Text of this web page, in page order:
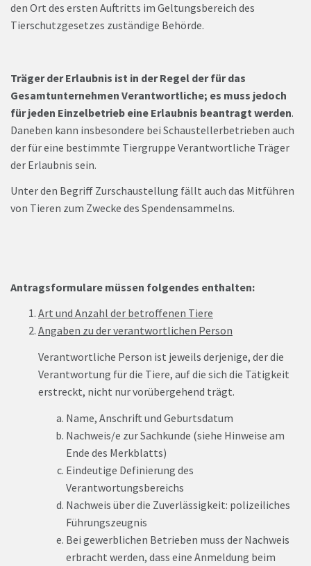
den Ort des ersten Auftritts im Geltungsbereich des
Tierschutzgesetzes zuständige Behörde.
Träger der Erlaubnis ist in der Regel der für das
Gesamtunternehmen Verantwortliche; es muss jedoch
für jeden Einzelbetrieb eine Erlaubnis beantragt werden.
Daneben kann insbesondere bei Schaustellerbetrieben auch
der für eine bestimmte Tiergruppe Verantwortliche Träger
der Erlaubnis sein.
Unter den Begriff Zurschaustellung fällt auch das Mitführen
von Tieren zum Zwecke des Spendensammelns.
Antragsformulare müssen folgendes enthalten:
Art und Anzahl der betroffenen Tiere
Angaben zu der verantwortlichen Person
Verantwortliche Person ist jeweils derjenige, der die
Verantwortung für die Tiere, auf die sich die Tätigkeit
erstreckt, nicht nur vorübergehend trägt.
Name, Anschrift und Geburtsdatum
Nachweis/e zur Sachkunde (siehe Hinweise am
Ende des Merkblatts)
Eindeutige Definierung des
Verantwortungsbereichs
Nachweis über die Zuverlässigkeit: polizeiliches
Führungszeugnis
Bei gewerblichen Betrieben muss der Nachweis
erbracht werden, dass eine Anmeldung beim